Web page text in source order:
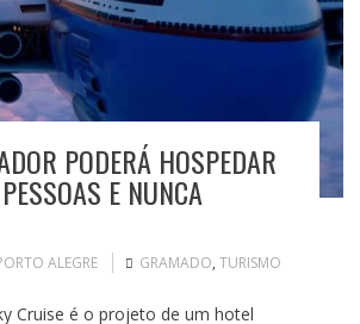
PODERÁ HOSPEDAR
E NUNCA
ALEGRE GRAMADO, TURISMO
Cruise é o projeto de um hotel